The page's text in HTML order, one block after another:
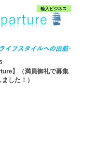
輸入ビジネス
】（満員御礼で募集
した！）